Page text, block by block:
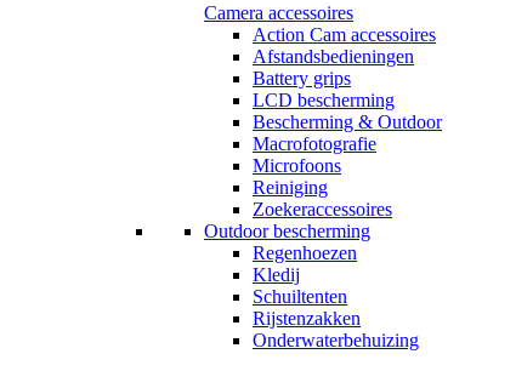
Camera accessoires
Action Cam accessoires
Afstandsbedieningen
Battery grips
LCD bescherming
Bescherming & Outdoor
Macrofotografie
Microfoons
Reiniging
Zoekeraccessoires
Outdoor bescherming
Regenhoezen
Kledij
Schuiltenten
Rijstenzakken
Onderwaterbehuizing